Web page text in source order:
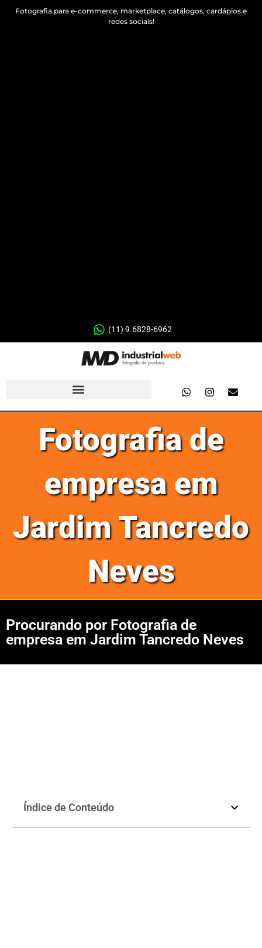
Fotografia para e-commerce, marketplace, catálogos, cardápios e
redes sociais!
(11) 9.6828-6962
Fotografia de
empresa em
Jardim Tancredo
Neves
Procurando por Fotografia de
empresa em Jardim Tancredo Neves
Índice de Conteúdo